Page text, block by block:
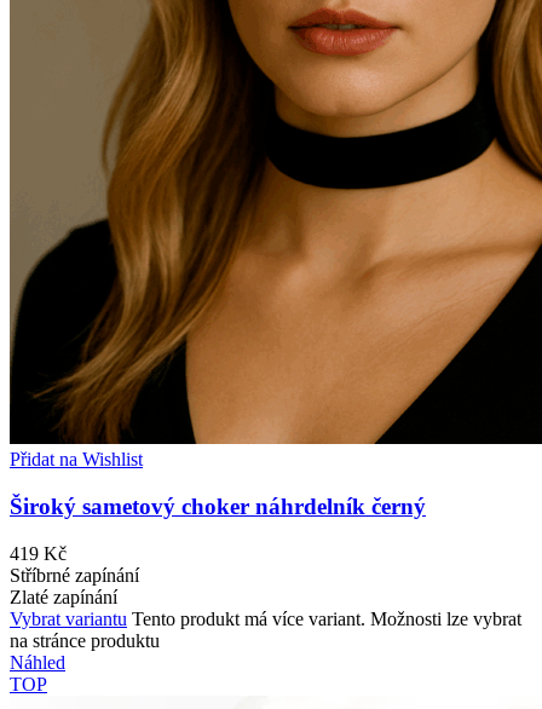
Přidat na Wishlist
Široký sametový choker náhrdelník černý
419 Kč
Stříbrné zapínání
Zlaté zapínání
Vybrat variantu Tento produkt má více variant. Možnosti lze vybrat
na stránce produktu
Náhled
TOP